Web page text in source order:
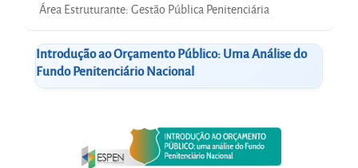
Área Estruturante:Gestão Pública Penitenciária
Introdução ao Orçamento Público: Uma Análise do
Fundo Penitenciário Nacional